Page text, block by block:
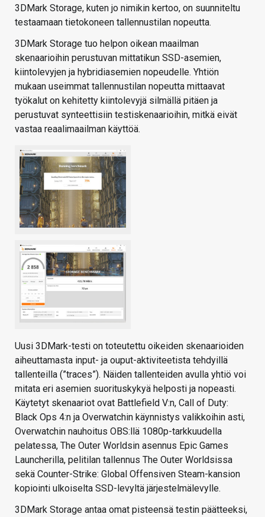
3DMark Storage, kuten jo nimikin kertoo, on suunniteltu
testaamaan tietokoneen tallennustilan nopeutta.
3DMark Storage tuo helpon oikean maailman
skenaarioihin perustuvan mittatikun SSD-asemien,
kiintolevyjen ja hybridiasemien nopeudelle. Yhtiön
mukaan useimmat tallennustilan nopeutta mittaavat
työkalut on kehitetty kiintolevyjä silmällä pitäen ja
perustuvat synteettisiin testiskenaarioihin, mitkä eivät
vastaa reaalimaailman käyttöä.
Uusi 3DMark-testi on toteutettu oikeiden skenaarioiden
aiheuttamasta input- ja ouput-aktiviteetista tehdyillä
tallenteilla (”traces”). Näiden tallenteiden avulla yhtiö voi
mitata eri asemien suorituskykyä helposti ja nopeasti.
Käytetyt skenaariot ovat Battlefield V:n, Call of Duty:
Black Ops 4:n ja Overwatchin käynnistys valikkoihin asti,
Overwatchin nauhoitus OBS:llä 1080p-tarkkuudella
pelatessa, The Outer Worldsin asennus Epic Games
Launcherilla, pelitilan tallennus The Outer Worldsissa
sekä Counter-Strike: Global Offensiven Steam-kansion
kopiointi ulkoiselta SSD-levyltä järjestelmälevylle.
3DMark Storage antaa omat pisteensä testin päätteeksi,